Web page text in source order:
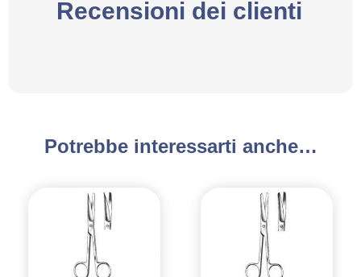
Recensioni dei clienti
Potrebbe interessarti anche…